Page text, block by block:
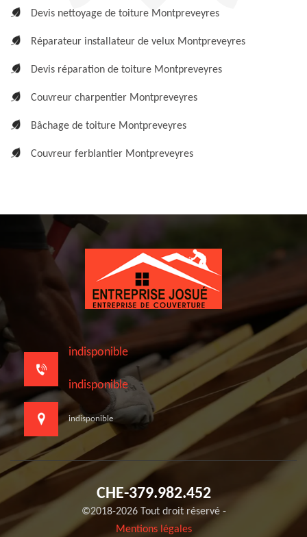
Devis nettoyage de toiture Montpreveyres
Réparateur installateur de velux Montpreveyres
Devis réparation de toiture Montpreveyres
Couvreur charpentier Montpreveyres
Bâchage de toiture Montpreveyres
Couvreur ferblantier Montpreveyres
indisponible
indisponible
indisponible
CHE-379.982.452
©2018-2026 Tout droit réservé -
Mentions légales